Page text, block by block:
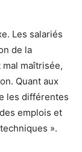
Les salariés
de la
maîtrisée,
Quant aux
les différentes
emplois et
».